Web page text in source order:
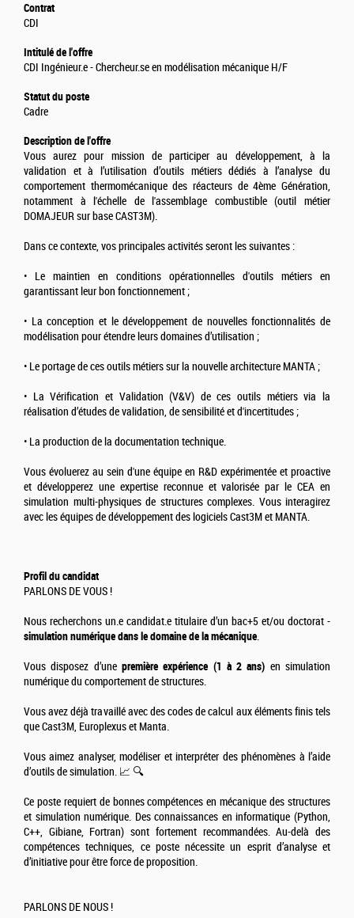
Contrat
CDI
Intitulé de l'offre
CDI Ingénieur.e - Chercheur.se en modélisation mécanique H/F
Statut du poste
Cadre
Description de l'offre
Vous aurez pour mission de participer au développement, à la
validation et à l’utilisation d’outils métiers dédiés à l’analyse du
comportement thermomécanique des réacteurs de 4ème Génération,
notamment à l'échelle de l'assemblage combustible (outil métier
DOMAJEUR sur base CAST3M).
Dans ce contexte, vos principales activités seront les suivantes :
• Le maintien en conditions opérationnelles d'outils métiers en
garantissant leur bon fonctionnement ;
• La conception et le développement de nouvelles fonctionnalités de
modélisation pour étendre leurs domaines d’utilisation ;
• Le portage de ces outils métiers sur la nouvelle architecture MANTA ;
• La Vérification et Validation (V&V) de ces outils métiers via la
réalisation d’études de validation, de sensibilité et d'incertitudes ;
• La production de la documentation technique.
Vous évoluerez au sein d'une équipe en R&D expérimentée et proactive
et développerez une expertise reconnue et valorisée par le CEA en
simulation multi-physiques de structures complexes. Vous interagirez
avec les équipes de développement des logiciels Cast3M et MANTA.
Profil du candidat
PARLONS DE VOUS !
Nous recherchons un.e candidat.e titulaire d’un bac+5 et/ou doctorat -
simulation numérique dans le domaine de la mécanique.
Vous disposez d’une première expérience (1 à 2 ans) en simulation
numérique du comportement de structures.
Vous avez déjà travaillé avec des codes de calcul aux éléments finis tels
que Cast3M, Europlexus et Manta.
Vous aimez analyser, modéliser et interpréter des phénomènes à l’aide
d’outils de simulation. 📈 🔍
Ce poste requiert de bonnes compétences en mécanique des structures
et simulation numérique. Des connaissances en informatique (Python,
C++, Gibiane, Fortran) sont fortement recommandées. Au-delà des
compétences techniques, ce poste nécessite un esprit d’analyse et
d’initiative pour être force de proposition.
PARLONS DE NOUS !